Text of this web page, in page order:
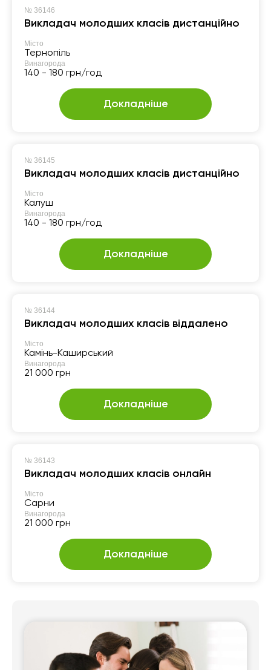
№ 36146
Викладач молодших класів дистанційно
Місто
Тернопіль
Винагорода
140 - 180 грн/год
Докладніше
№ 36145
Викладач молодших класів дистанційно
Місто
Калуш
Винагорода
140 - 180 грн/год
Докладніше
№ 36144
Викладач молодших класів віддалено
Місто
Камінь-Каширський
Винагорода
21 000 грн
Докладніше
№ 36143
Викладач молодших класів онлайн
Місто
Сарни
Винагорода
21 000 грн
Докладніше